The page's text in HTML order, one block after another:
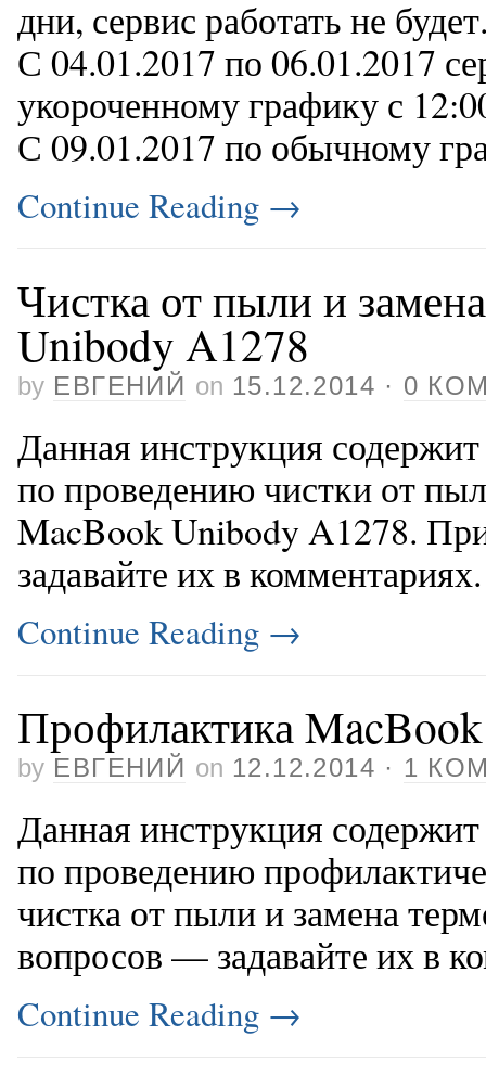
дни, сервис работать не
С 04.01.2017 по 06.01.2017
укороченному графику с
С 09.01.2017 по обычному
Continue Reading →
Чистка от пыли и
Unibody A1278
by ЕВГЕНИЙ on 15.12.2014 · 0
Данная инструкция
по проведению чистки от
MacBook Unibody A1278.
задавайте их в комментариях.
Continue Reading →
Профилактика
by ЕВГЕНИЙ on 12.12.2014 · 1
Данная инструкция
по проведению
чистка от пыли и замена
вопросов — задавайте их в
Continue Reading →